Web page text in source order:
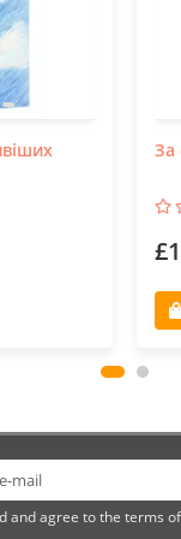
За
and agree to the terms of